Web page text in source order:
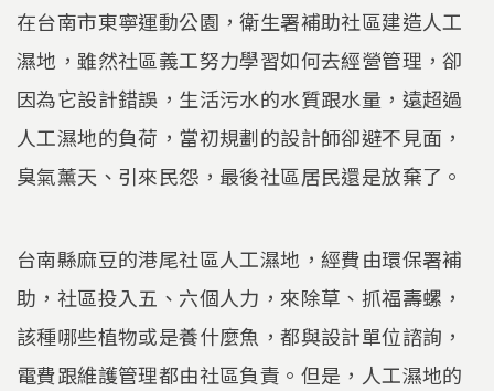
在台南市東寧運動公園，衛生署補助社區建造人工
濕地，雖然社區義工努力學習如何去經營管理，卻
因為它設計錯誤，生活污水的水質跟水量，遠超過
人工濕地的負荷，當初規劃的設計師卻避不見面，
臭氣薰天、引來民怨，最後社區居民還是放棄了。
台南縣麻豆的港尾社區人工濕地，經費由環保署補
助，社區投入五、六個人力，來除草、抓福壽螺，
該種哪些植物或是養什麼魚，都與設計單位諮詢，
電費跟維護管理都由社區負責。但是，人工濕地的